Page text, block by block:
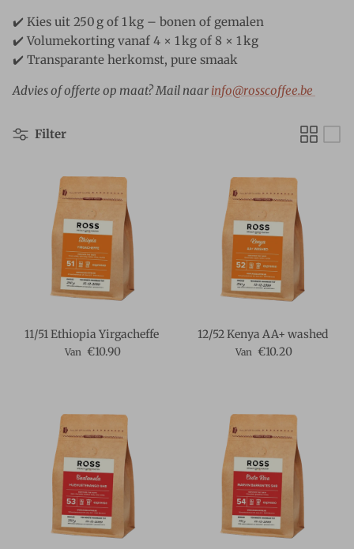
✔️ Kies uit 250 g of 1 kg – bonen of gemalen
✔️ Volumekorting vanaf 4 × 1 kg of 8 × 1 kg
✔️ Transparante herkomst, pure smaak
Advies of offerte op maat? Mail naar info@rosscoffee.be
Filter
11/51 Ethiopia Yirgacheffe
Reguliere prijs
Van €10.90
12/52 Kenya AA+ washed
Reguliere prijs
Van €10.20